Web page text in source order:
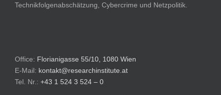
Technikfolgenabschätzung, Cybercrime und Netzpolitik.
Office: Florianigasse 55/10, 1080 Wien
E-Mail: kontakt@researchinstitute.at
Tel. Nr.: +43 1 524 3 524 – 0